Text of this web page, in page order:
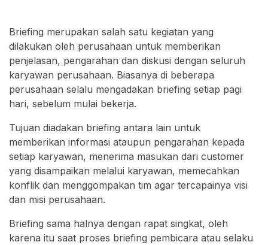
Briefing merupakan salah satu kegiatan yang
dilakukan oleh perusahaan untuk memberikan
penjelasan, pengarahan dan diskusi dengan seluruh
karyawan perusahaan. Biasanya di beberapa
perusahaan selalu mengadakan briefing setiap pagi
hari, sebelum mulai bekerja.
Tujuan diadakan briefing antara lain untuk
memberikan informasi ataupun pengarahan kepada
setiap karyawan, menerima masukan dari customer
yang disampaikan melalui karyawan, memecahkan
konflik dan menggompakan tim agar tercapainya visi
dan misi perusahaan.
Briefing sama halnya dengan rapat singkat, oleh
karena itu saat proses briefing pembicara atau selaku